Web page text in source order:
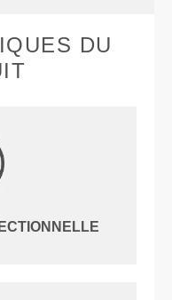
DU